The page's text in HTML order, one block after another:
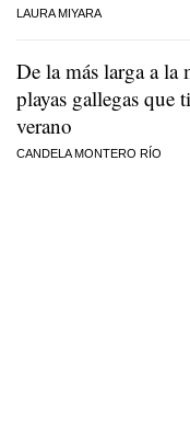
LAURA MIYARA
De la más larga a la
playas gallegas que
verano
CANDELA MONTERO RÍO